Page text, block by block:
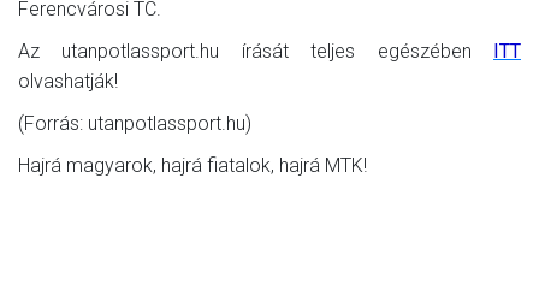
Ferencvárosi TC.
Az utanpotlassport.hu írását teljes egészében ITT
olvashatják!
(Forrás: utanpotlassport.hu)
Hajrá magyarok, hajrá fiatalok, hajrá MTK!